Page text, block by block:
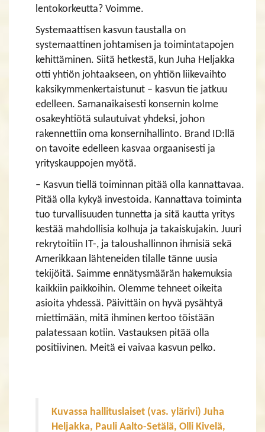
lentokorkeutta? Voimme.
Systemaattisen kasvun taustalla on
systemaattinen johtamisen ja toimintatapojen
kehittäminen. Siitä hetkestä, kun Juha Heljakka
otti yhtiön johtaakseen, on yhtiön liikevaihto
kaksikymmenkertaistunut – kasvun tie jatkuu
edelleen. Samanaikaisesti konsernin kolme
osakeyhtiötä sulautuivat yhdeksi, johon
rakennettiin oma konsernihallinto. Brand ID:llä
on tavoite edelleen kasvaa orgaanisesti ja
yrityskauppojen myötä.
– Kasvun tiellä toiminnan pitää olla kannattavaa.
Pitää olla kykyä investoida. Kannattava toiminta
tuo turvallisuuden tunnetta ja sitä kautta yritys
kestää mahdollisia kolhuja ja takaiskujakin. Juuri
rekrytoitiin IT-, ja taloushallinnon ihmisiä sekä
Amerikkaan lähteneiden tilalle tänne uusia
tekijöitä. Saimme ennätysmäärän hakemuksia
kaikkiin paikkoihin. Olemme tehneet oikeita
asioita yhdessä. Päivittäin on hyvä pysähtyä
miettimään, mitä ihminen kertoo töistään
palatessaan kotiin. Vastauksen pitää olla
positiivinen. Meitä ei vaivaa kasvun pelko.
Kuvassa hallituslaiset (vas. ylärivi) Juha
Heljakka, Pauli Aalto-Setälä, Olli Kivelä,